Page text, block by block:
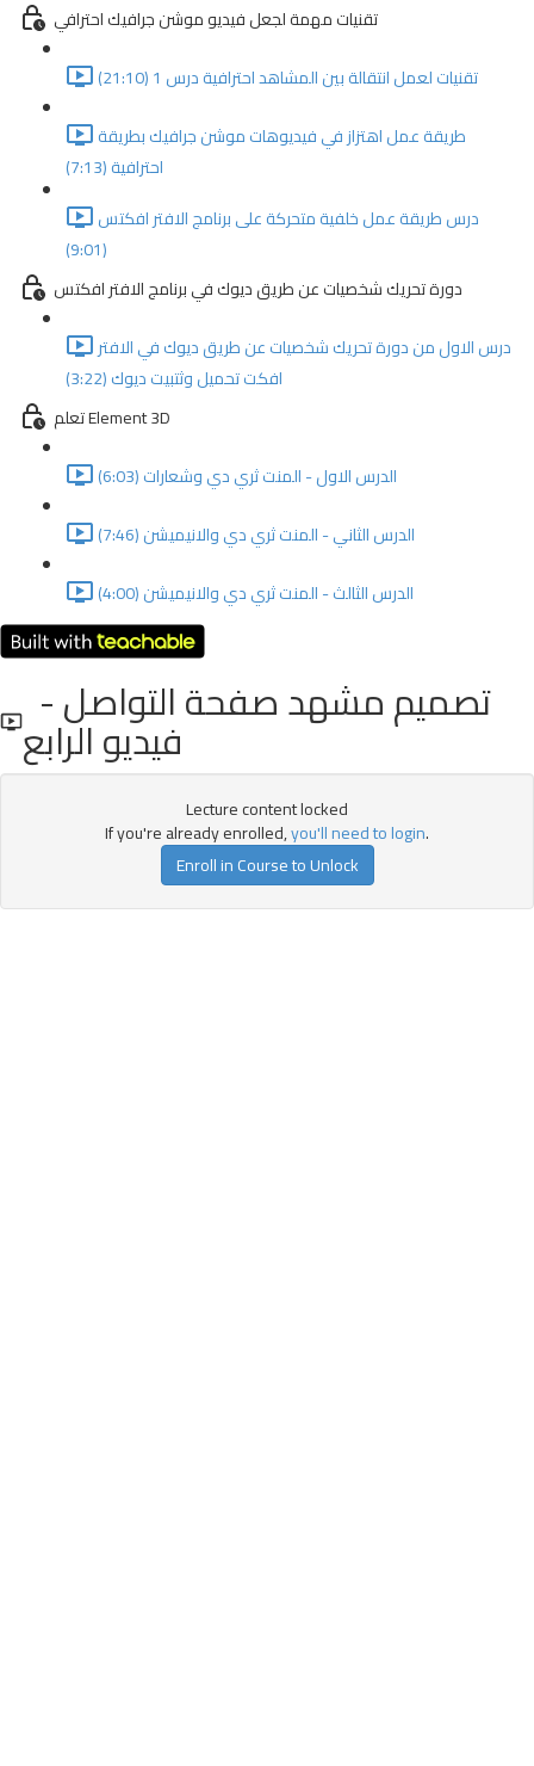
تقنيات مهمة لجعل فيديو موشن جرافيك احترافي
تقنيات لعمل انتقالة بين المشاهد احترافية درس 1 (21:10)
طريقة عمل اهتزاز في فيديوهات موشن جرافيك بطريقة
احترافية (7:13)
درس طريقة عمل خلفية متحركة على برنامج الافتر افكتس
(9:01)
دورة تحريك شخصيات عن طريق ديوك في برنامج الافتر افكتس
درس الاول من دورة تحريك شخصيات عن طريق ديوك في الافتر
افكت تحميل وثتبيت ديوك (3:22)
تعلم Element 3D
الدرس الاول - المنت ثري دي وشعارات (6:03)
الدرس الثاني - المنت ثري دي والانيميشن (7:46)
الدرس الثالث - المنت ثري دي والانيميشن (4:00)
فيديو الرابع
Lecture content locked
If you're already enrolled,you'll need to login.
Enroll in Course to Unlock